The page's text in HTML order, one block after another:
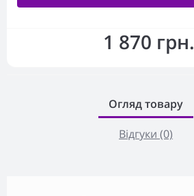
1 870 грн.
Огляд товару
Відгуки (0)